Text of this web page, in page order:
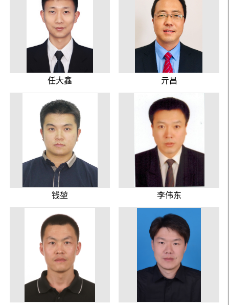
任大鑫 亓昌
钱堃 李伟东